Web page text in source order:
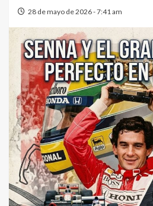
28 de mayo de 2026 - 7:41 am